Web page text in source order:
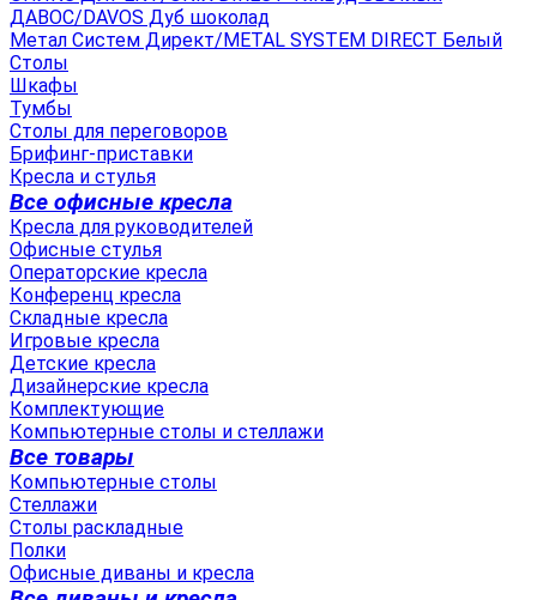
ДАВОС/DAVOS Дуб шоколад
Метал Систем Директ/METAL SYSTEM DIRECT Белый
Столы
Шкафы
Тумбы
Столы для переговоров
Брифинг-приставки
Кресла и стулья
Все офисные кресла
Кресла для руководителей
Офисные стулья
Операторские кресла
Конференц кресла
Складные кресла
Игровые кресла
Детские кресла
Дизайнерские кресла
Комплектующие
Компьютерные столы и стеллажи
Все товары
Компьютерные столы
Стеллажи
Столы раскладные
Полки
Офисные диваны и кресла